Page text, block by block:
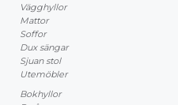
Vägghyllor
Mattor
Soffor
Dux sängar
Sjuan stol
Utemöbler
Bokhyllor